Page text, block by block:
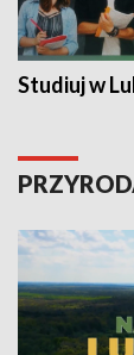
Studiuj w